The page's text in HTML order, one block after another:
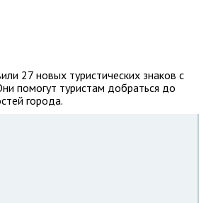
27 новых туристических знаков с
помогут туристам добраться до
города.